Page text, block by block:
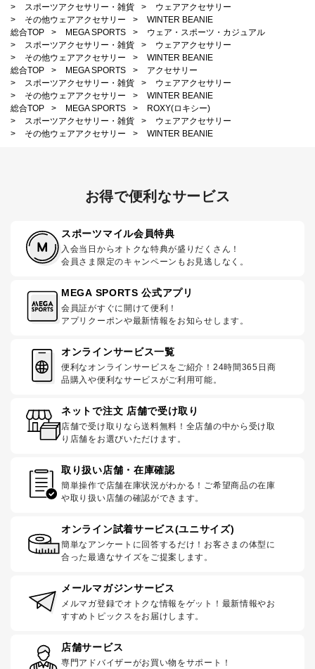
>
スポーツアクセサリー・雑貨 >
ウェアアクセサリー
>
その他ウェアアクセサリー >
WINTER BEANIE
総合TOP
> MEGA SPORTS >
ウェア・スポーツ・カジュアル
>
スポーツアクセサリー・雑貨 >
ウェアアクセサリー
>
その他ウェアアクセサリー >
WINTER BEANIE
総合TOP
> MEGA SPORTS >
アクセサリー
>
スポーツアクセサリー・雑貨 >
ウェアアクセサリー
>
その他ウェアアクセサリー >
WINTER BEANIE
総合TOP
> MEGA SPORTS >
ROXY(ロキシー)
>
スポーツアクセサリー・雑貨 >
ウェアアクセサリー
>
その他ウェアアクセサリー > WINTER BEANIE
お得で便利なサービス
スポーツマイル会員特典
入会当日からオトクな特典が盛りだくさん！
会員さま限定のキャンペーンもお見逃しなく。
MEGA SPORTS 公式アプリ
会員証がすぐに開けて便利！
アプリクーポンや最新情報をお知らせします。
オンラインサービス一覧
便利なオンラインサービスをご紹介！24時間365日商
品購入や便利なサービスがご利用可能。
ネットで注文 店舗で受け取り
店舗で受け取りなら送料無料！全店舗の中から受け取
り店舗をお選びいただけます。
取り扱い店舗・在庫確認
簡単操作で店舗在庫状況がわかる！ご希望商品の在庫
や取り扱い店舗の確認ができます。
オンライン試着サービス(ユニサイズ)
簡単なアンケートに回答するだけ！お客さまの体型に
合った最適なサイズをご提案します。
メールマガジンサービス
メルマガ登録でオトクな情報をゲット！最新情報やお
すすめトピックスをお届けします。
店舗サービス
専門アドバイザーがお買い物をサポート！